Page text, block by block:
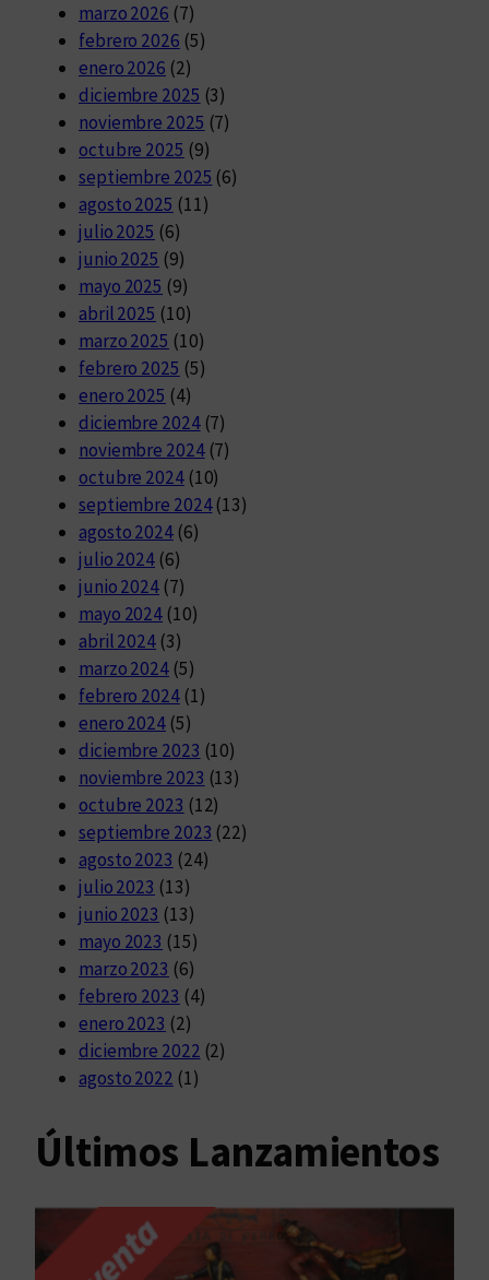
marzo 2026 (7)
febrero 2026 (5)
enero 2026 (2)
diciembre 2025 (3)
noviembre 2025 (7)
octubre 2025 (9)
septiembre 2025 (6)
agosto 2025 (11)
julio 2025 (6)
junio 2025 (9)
mayo 2025 (9)
abril 2025 (10)
marzo 2025 (10)
febrero 2025 (5)
enero 2025 (4)
diciembre 2024(7)
noviembre 2024(7)
octubre 2024(10)
septiembre 2024(13)
agosto 2024(6)
julio 2024 (6)
junio 2024 (7)
mayo 2024 (10)
abril 2024 (3)
marzo 2024 (5)
febrero 2024(1)
enero 2024 (5)
diciembre 2023 (10)
noviembre 2023 (13)
octubre 2023 (12)
septiembre 2023 (22)
agosto 2023 (24)
julio 2023 (13)
junio 2023 (13)
mayo 2023 (15)
marzo 2023 (6)
febrero 2023 (4)
enero 2023 (2)
diciembre 2022 (2)
agosto 2022 (1)
Últimos Lanzamientos